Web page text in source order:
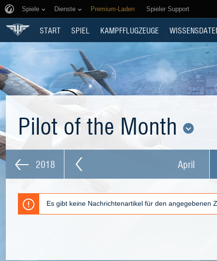
Spiele Dienste Premium-Laden Spieler Support
START SPIEL KAMPFFLUGZEUGE
Pilot of the Month
2018 April
Es gibt keine Nachrichtenartikel für den angegebenen